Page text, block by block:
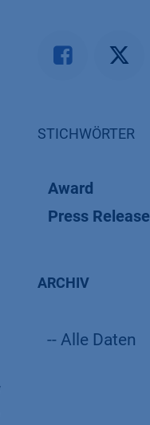
STICHWÖRTER
Award
Press Release
ARCHIV